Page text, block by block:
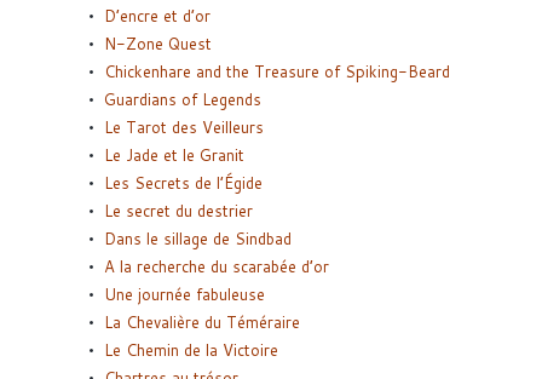
D’encre et d’or
N-Zone Quest
Chickenhare and the Treasure of Spiking-Beard
Guardians of Legends
Le Tarot des Veilleurs
Le Jade et le Granit
Les Secrets de l’Égide
Le secret du destrier
Dans le sillage de Sindbad
A la recherche du scarabée d’or
Une journée fabuleuse
La Chevalière du Téméraire
Le Chemin de la Victoire